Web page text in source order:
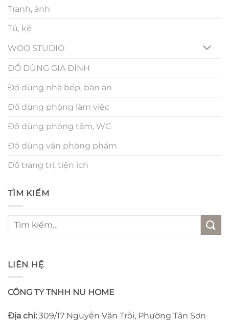
Tranh, ảnh
Tủ, kệ
WOO STUDIO
ĐỒ DÙNG GIA ĐÌNH
Đồ dùng nhà bếp, bàn ăn
Đồ dùng phòng làm việc
Đồ dùng phòng tắm, WC
Đồ dùng văn phòng phẩm
Đồ trang trí, tiện ích
TÌM KIẾM
Tìm
LIÊN HỆ
CÔNG TY TNHH NU HOME
Địa chỉ: 309/17 Nguyễn Văn Trỗi, Phường Tân Sơn